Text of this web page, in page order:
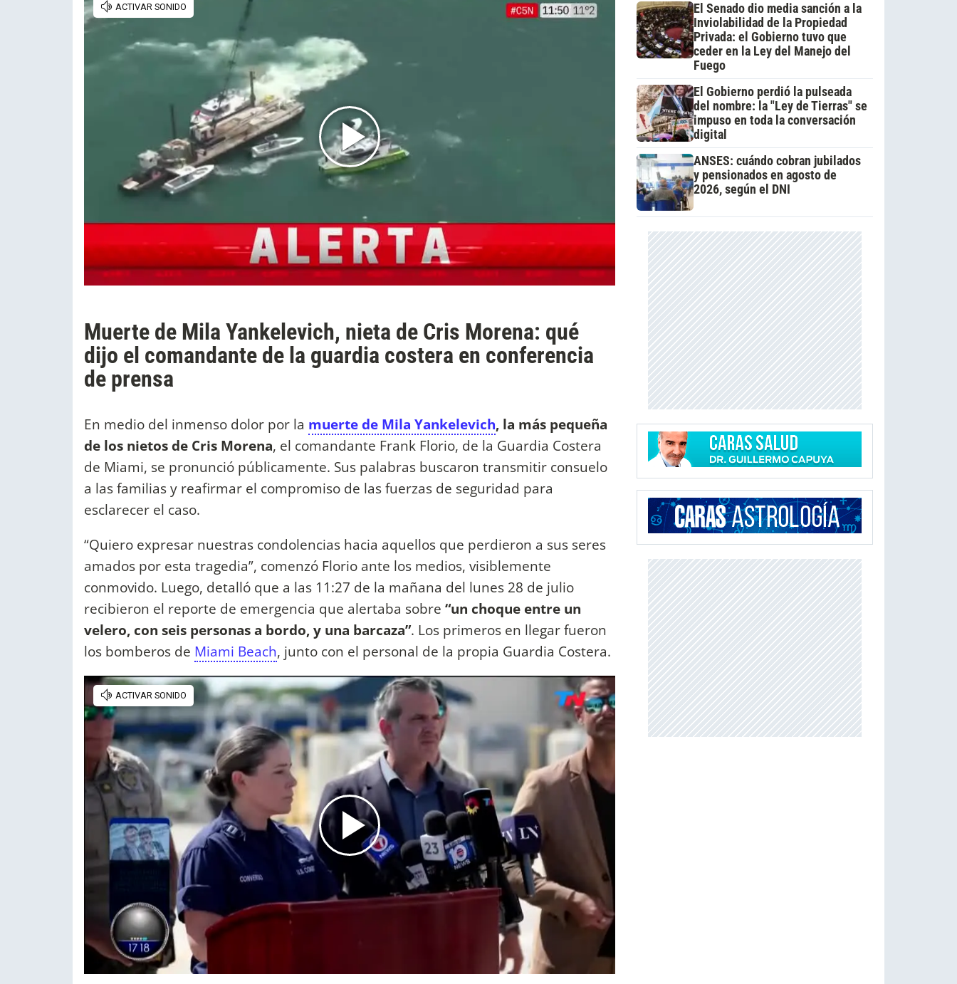
Muerte de Mila Yankelevich, nieta de Cris Morena: qué
dijo el comandante de la guardia costera en conferencia
de prensa
En medio del inmenso dolor por la muerte de Mila Yankelevich, la más pequeña
de los nietos de Cris Morena, el comandante Frank Florio, de la Guardia Costera
de Miami, se pronunció públicamente. Sus palabras buscaron transmitir consuelo
a las familias y reafirmar el compromiso de las fuerzas de seguridad para
esclarecer el caso.
“Quiero expresar nuestras condolencias hacia aquellos que perdieron a sus seres
amados por esta tragedia”, comenzó Florio ante los medios, visiblemente
conmovido. Luego, detalló que a las 11:27 de la mañana del lunes 28 de julio
recibieron el reporte de emergencia que alertaba sobre “un choque entre un
velero, con seis personas a bordo, y una barcaza”. Los primeros en llegar fueron
los bomberos de Miami Beach, junto con el personal de la propia Guardia Costera.
El Senado dio media sanción a la
Inviolabilidad de la Propiedad
Privada: el Gobierno tuvo que
ceder en la Ley del Manejo del
Fuego
El Gobierno perdió la pulseada
del nombre: la "Ley de Tierras" se
impuso en toda la conversación
digital
ANSES: cuándo cobran jubilados
y pensionados en agosto de
2026, según el DNI